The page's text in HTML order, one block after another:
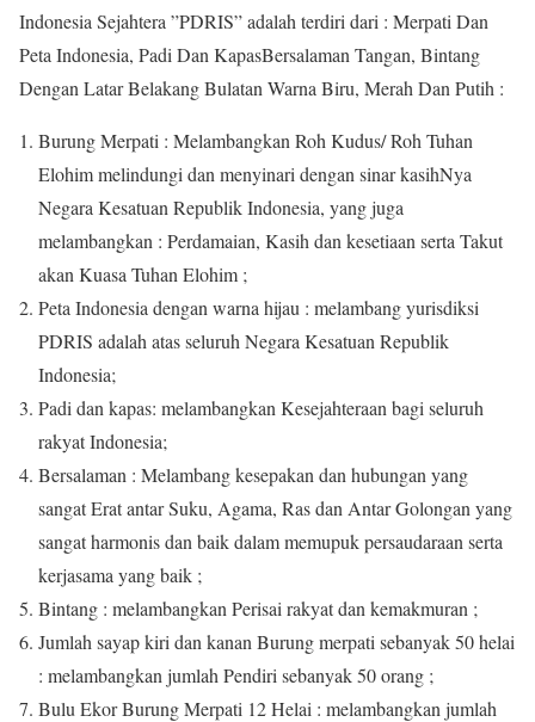
Indonesia Sejahtera ”PDRIS” adalah terdiri dari : Merpati Dan
Peta Indonesia, Padi Dan KapasBersalaman Tangan, Bintang
Dengan Latar Belakang Bulatan Warna Biru, Merah Dan Putih :
Burung Merpati : Melambangkan Roh Kudus/ Roh Tuhan
Elohim melindungi dan menyinari dengan sinar kasihNya
Negara Kesatuan Republik Indonesia, yang juga
melambangkan : Perdamaian, Kasih dan kesetiaan serta Takut
akan Kuasa Tuhan Elohim ;
Peta Indonesia dengan warna hijau : melambang yurisdiksi
PDRIS adalah atas seluruh Negara Kesatuan Republik
Indonesia;
Padi dan kapas: melambangkan Kesejahteraan bagi seluruh
rakyat Indonesia;
Bersalaman : Melambang kesepakan dan hubungan yang
sangat Erat antar Suku, Agama, Ras dan Antar Golongan yang
sangat harmonis dan baik dalam memupuk persaudaraan serta
kerjasama yang baik ;
Bintang : melambangkan Perisai rakyat dan kemakmuran ;
Jumlah sayap kiri dan kanan Burung merpati sebanyak 50 helai
: melambangkan jumlah Pendiri sebanyak 50 orang ;
Bulu Ekor Burung Merpati 12 Helai : melambangkan jumlah